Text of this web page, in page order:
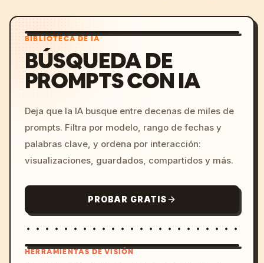
BIBLIOTECA DE IA
BÚSQUEDA DE
PROMPTS CON IA
Deja que la IA busque entre decenas de miles de
prompts. Filtra por modelo, rango de fechas y
palabras clave, y ordena por interacción:
visualizaciones, guardados, compartidos y más.
PROBAR GRATIS
HERRAMIENTAS DE VISIÓN